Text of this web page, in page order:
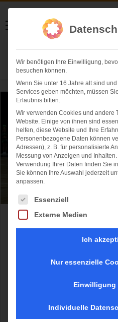
Helmut
Herzlich
Harlem Globetrotters
Harlem Globetrotters
Wir benötigen Ihre Einwilligung,
besuchen können.
Wenn Sie unter 16 Jahre alt sind
Services geben möchten, müssen
Erlaubnis bitten.
Wir verwenden Cookies und andere
Website. Einige von ihnen sind
helfen, diese Website und Ihre
Personenbezogene Daten können
Adressen), z. B. für personalisierte
Messung von Anzeigen und Inhalten.
Verwendung Ihrer Daten finden Sie
Sie können Ihre Auswahl jederzeit
anpassen.
Es folgt eine Liste der Service-
Essenziell
Externe Medien
Ich
Nur essenzielle
Einwilligung
Individuelle